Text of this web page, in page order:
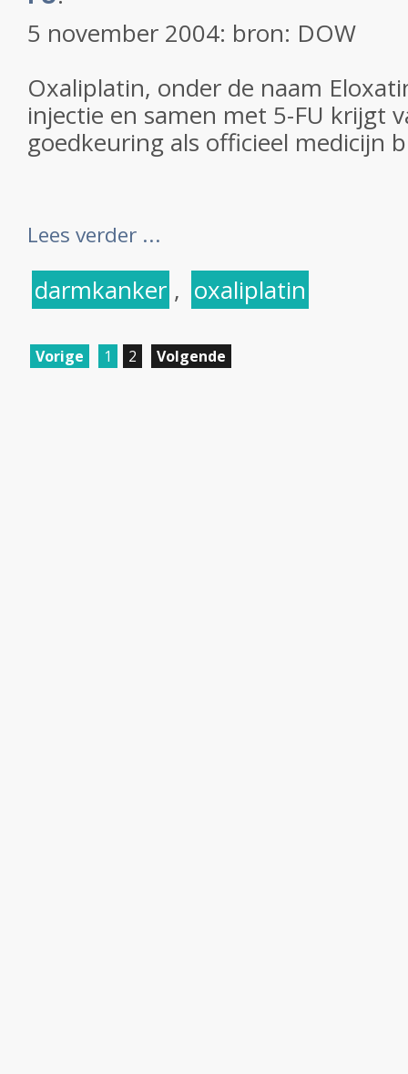
5 november 2004: bron: DOW
Oxaliplatin, onder de naam
injectie en samen met 5-FU krijgt
goedkeuring als officieel medicijn
Lees verder ...
darmkanker , oxaliplatin
Vorige 1 2 Volgende